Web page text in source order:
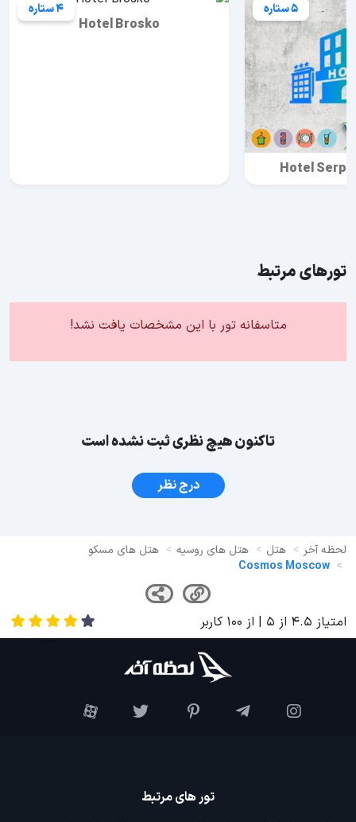
5 ستاره
Hotel
4 ستاره
Hotel Brosko
تورهای مرتبط
متاسفانه تور با این مشخصات یافت نشد!
تاکنون هیچ نظری ثبت نشده است
درج نظر
لحظه آخر هتل هتل های روسیه
هتل های مسکو
Cosmos Moscow
امتیاز 4.5 از 5 | از 100 کاربر
تور های مرتبط